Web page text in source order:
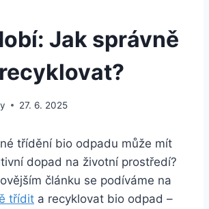
Jak správně
27. 6. 2025
třídění bio odpadu může mít
dopad na životní prostředí?
článku se ⁤podíváme na​
třídit ​ a​ recyklovat bio odpad –